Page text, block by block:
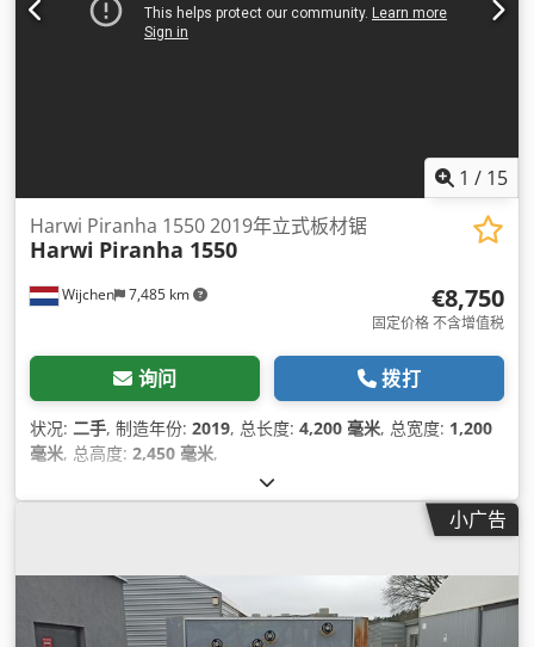
1 / 15
Wijchen 7,485 km
Harwi Piranha 1550 2019年立式板材锯
Harwi Piranha 1550
€8,750
固定价格 不含增值税
询问 拨打
状况: 二手, 制造年份: 2019, 总长度: 4,200 毫米, 总宽度: 1,200
毫米, 总高度: 2,450 毫米,
小广告